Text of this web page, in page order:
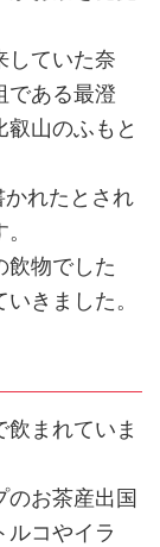
していた奈
である最澄
叡山のふもと
れたとされ
飲物でした
きました。
まれていま
のお茶産出国
ルコやイラ